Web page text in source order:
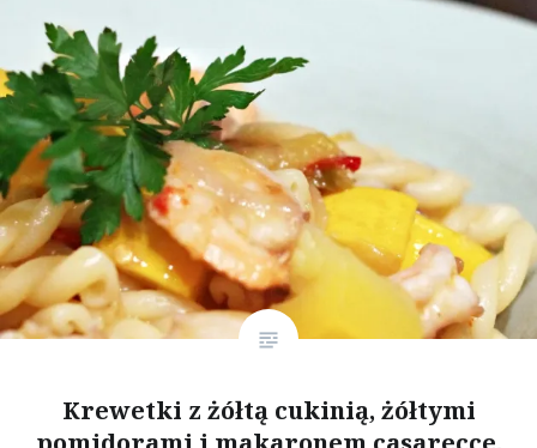
Krewetki z żółtą cukinią, żółtymi